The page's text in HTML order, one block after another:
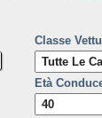
Classe
Età